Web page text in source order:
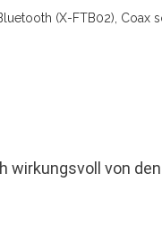
(X-FTB02), Coax
wirkungsvoll von den